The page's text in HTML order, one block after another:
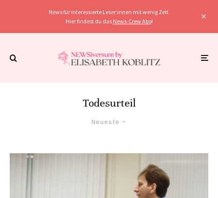
News für interessierte Leser:innen mit wenig Zeit.
Hier findest du das News-Crew Abo!
Todesurteil
Neueste